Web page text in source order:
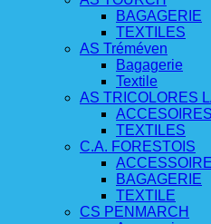
BAGAGERIE
TEXTILES
AS Tréméven
Bagagerie
Textile
AS TRICOLORES
ACCESOIRES
TEXTILES
C.A. FORESTOIS
BAGAGERIE
TEXTILE
CS PENMARCH